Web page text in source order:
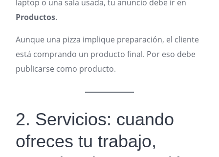
laptop o una sala usada, tu anuncio debe ir en
Productos.
Aunque una pizza implique preparación, el cliente
está comprando un producto final. Por eso debe
publicarse como producto.
2. Servicios: cuando
ofreces tu trabajo,